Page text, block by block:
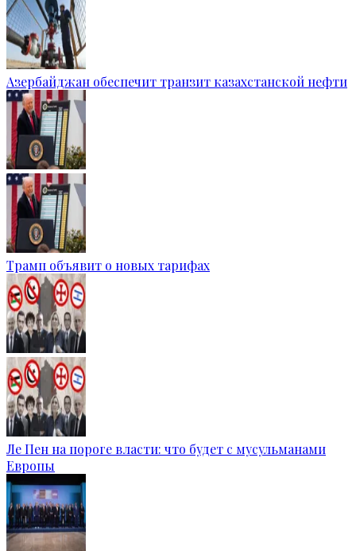
Азербайджан обеспечит транзит казахстанской нефти
Трамп объявит о новых тарифах
Ле Пен на пороге власти: что будет с мусульманами
Европы